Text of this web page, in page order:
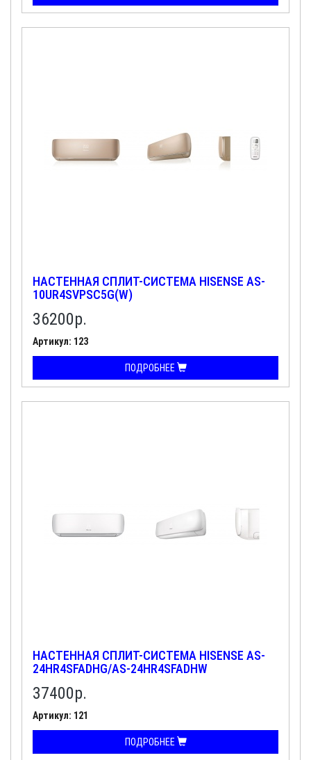
НАСТЕННАЯ СПЛИТ-СИСТЕМА HISENSE AS-
10UR4SVPSC5G(W)
36200р.
Артикул: 123
ПОДРОБНЕЕ
НАСТЕННАЯ СПЛИТ-СИСТЕМА HISENSE AS-
24HR4SFADHG/AS-24HR4SFADHW
37400р.
Артикул: 121
ПОДРОБНЕЕ